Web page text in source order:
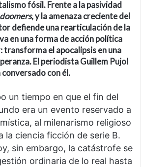
fósil. Frente a la pasividad
doomers, y la amenaza creciente del
defiende una rearticulación de la
en una forma de acción política
transforma el apocalipsis en una
El periodista Guillem Pujol
conversado con él.
un tiempo en que el fin del
era un evento reservado a
al milenarismo religioso
la ciencia ficción de serie B.
sin embargo, la catástrofe se
ordinaria de lo real hasta